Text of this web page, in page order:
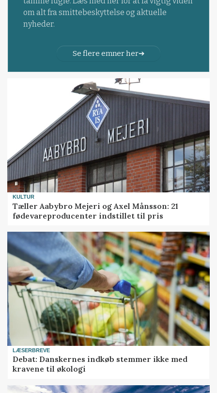
om alt fra smittebeskyttelse og aktuelle
nyheder.
Se flere emner her
KULTUR
Tæller Aabybro Mejeri og Axel Månsson: 21
fødevareproducenter indstillet til pris
LÆSERBREVE
Debat: Danskernes indkøb stemmer ikke med
kravene til økologi